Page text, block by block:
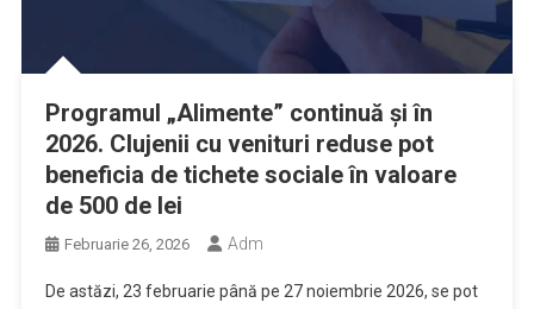
Programul „Alimente” continuă și în
2026. Clujenii cu venituri reduse pot
beneficia de tichete sociale în valoare
de 500 de lei
Februarie 26, 2026 Adm
De astăzi, 23 februarie până pe 27 noiembrie 2026, se pot